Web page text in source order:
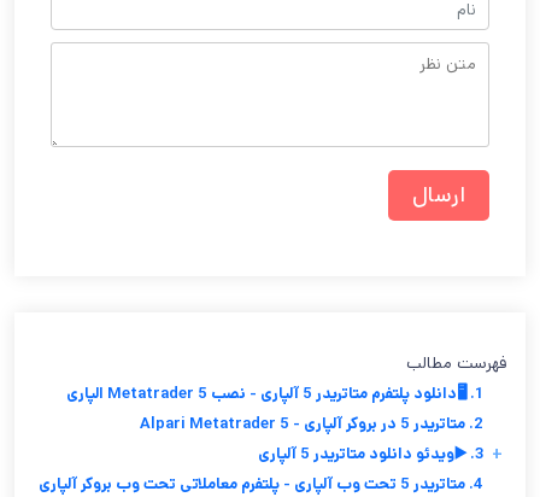
فهرست مطالب
1. 🖥️دانلود پلتفرم متاتریدر 5 آلپاری - نصب Metatrader 5 الپاری
2. متاتریدر 5 در بروکر آلپاری - Alpari Metatrader 5
3. ▶️ویدئو دانلود متاتریدر 5 آلپاری +
4. متاتریدر 5 تحت وب آلپاری - پلتفرم معاملاتی تحت وب بروکر آلپاری